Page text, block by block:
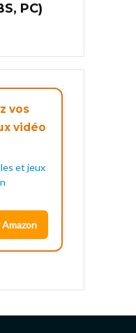
PC)
vos
vidéo